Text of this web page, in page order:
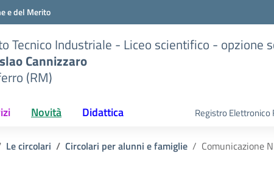
e del Merito
Tecnico Industriale - Liceo scientifico - opzione
Cannizzaro
(RM)
Novità Didattica Registro Elettronico
Le circolari Circolari per alunni e famiglie Comunicazione